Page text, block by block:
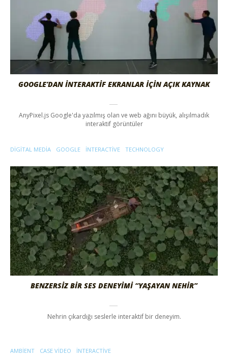
GOOGLE’DAN İNTERAKTİF EKRANLAR İÇİN AÇIK KAYNAK
AnyPixel.js Google'da yazılmış olan ve web ağını büyük, alışılmadık
interaktif görüntüler
DIGITAL MEDIA GOOGLE INTERACTIVE TECHNOLOGY
BENZERSİZ BİR SES DENEYİMİ “YAŞAYAN NEHİR”
Nehrin çıkardığı seslerle interaktif bir deneyim.
AMBIENT CASE VIDEO INTERACTIVE